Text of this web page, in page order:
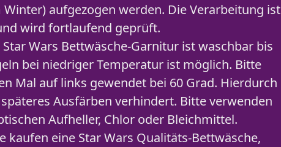
aufgezogen werden. Die Verarbeitung ist
wird fortlaufend geprüft.
Star Wars Bettwäsche-Garnitur ist waschbar bis
bei niedriger Temperatur ist möglich. Bitte
Mal auf links gewendet bei 60 Grad. Hierdurch
Ausfärben verhindert. Bitte verwenden
Aufheller, Chlor oder Bleichmittel.
kaufen eine Star Wars Qualitäts-Bettwäsche,